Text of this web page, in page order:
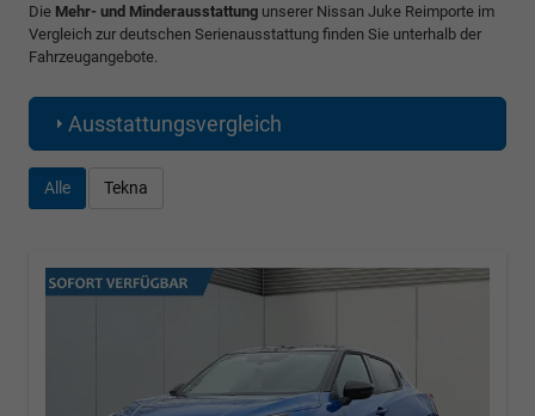
Die Mehr- und Minderausstattung unserer Nissan Juke Reimporte im
Vergleich zur deutschen Serienausstattung finden Sie unterhalb der
Fahrzeugangebote.
Ausstattungsvergleich
Alle Tekna